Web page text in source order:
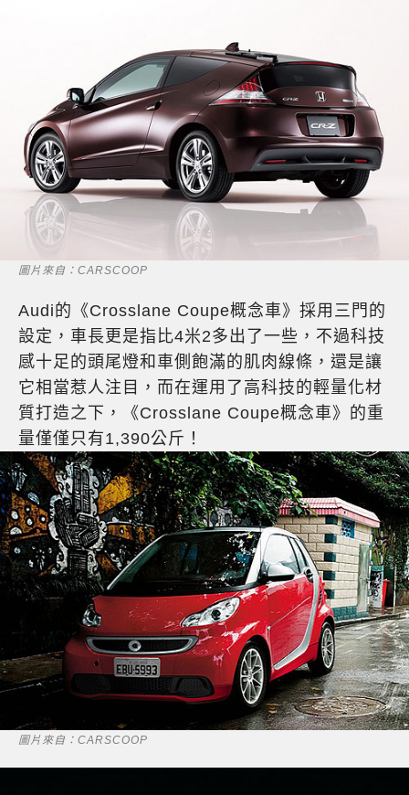
圖片來自：CARSCOOP
Audi的《Crosslane Coupe概念車》採用三門的
設定，車長更是指比4米2多出了一些，不過科技
感十足的頭尾燈和車側飽滿的肌肉線條，還是讓
它相當惹人注目，而在運用了高科技的輕量化材
質打造之下，《Crosslane Coupe概念車》的重
量僅僅只有1,390公斤！
圖片來自：CARSCOOP